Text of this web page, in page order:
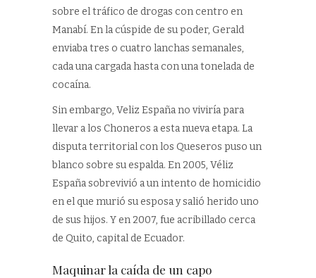
sobre el tráfico de drogas con centro en
Manabí. En la cúspide de su poder, Gerald
enviaba tres o cuatro lanchas semanales,
cada una cargada hasta con una tonelada de
cocaína.
Sin embargo, Veliz España no viviría para
llevar a los Choneros a esta nueva etapa. La
disputa territorial con los Queseros puso un
blanco sobre su espalda. En 2005, Véliz
España sobrevivió a un intento de homicidio
en el que murió su esposa y salió herido uno
de sus hijos. Y en 2007, fue acribillado cerca
de Quito, capital de Ecuador.
Maquinar la caída de un capo